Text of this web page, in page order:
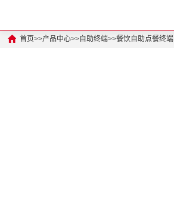
首页>>产品中心>>自助终端>>餐饮自助点餐终端